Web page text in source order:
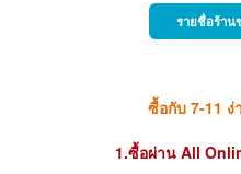
รายชื่อร้าน
ซื้อกับ 7-11 ง่
1.ซื้อผ่าน All